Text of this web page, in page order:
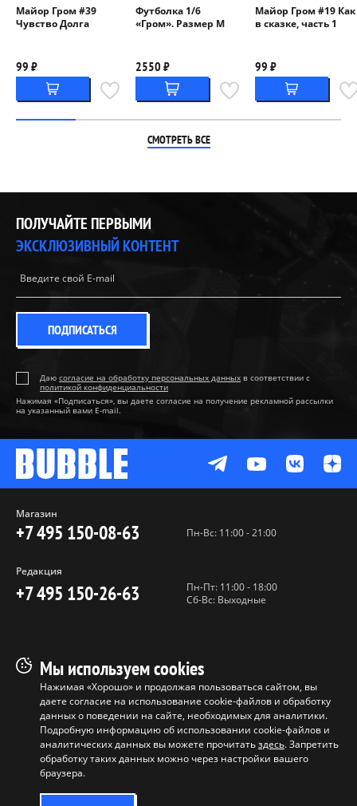
Майор Гром #39
Чувство Долга
99 ₽
Футболка 1/6
«Гром». Размер M
2550 ₽
Майор Гром #19 Как
в сказке, часть 1
99 ₽
СМОТРЕТЬ ВСЕ
ПОЛУЧАЙТЕ ПЕРВЫМИ
ЭКСКЛЮЗИВНЫЙ КОНТЕНТ
ПОДПИСАТЬСЯ
Даю согласие на обработку персональных данных в соответствии с
политикой конфиденциальности
Нажимая «Подписаться», вы даете согласие на получение рекламной рассылки
на указанный вами E-mail.
Магазин
+7 495 150-08-63 Пн-Вс: 11:00 - 21:00
Редакция
+7 495 150-26-63
Пн-Пт: 11:00 - 18:00
Сб-Вс: Выходные
Пользовательское соглашение
Политика конфиденциальности
Программа лояльности
Условия продажи продукции
Копирование материалов без
разрешения запрещено ©
ООО "БАБЛ", 2017-2026
Мы используем cookies
Нажимая «Хорошо» и продолжая пользоваться сайтом, вы
даете согласие на использование cookie-файлов и обработку
данных о поведении на сайте, необходимых для аналитики.
Подробную информацию об использовании cookie-файлов и
аналитических данных вы можете прочитатьздесь. Запретить
обработку таких данных можно через настройки вашего
браузера.